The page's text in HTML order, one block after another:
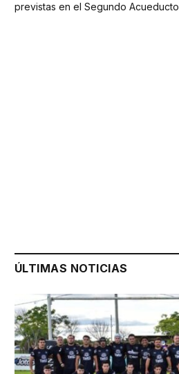
previstas en el Segundo Acueducto
ÚLTIMAS NOTICIAS